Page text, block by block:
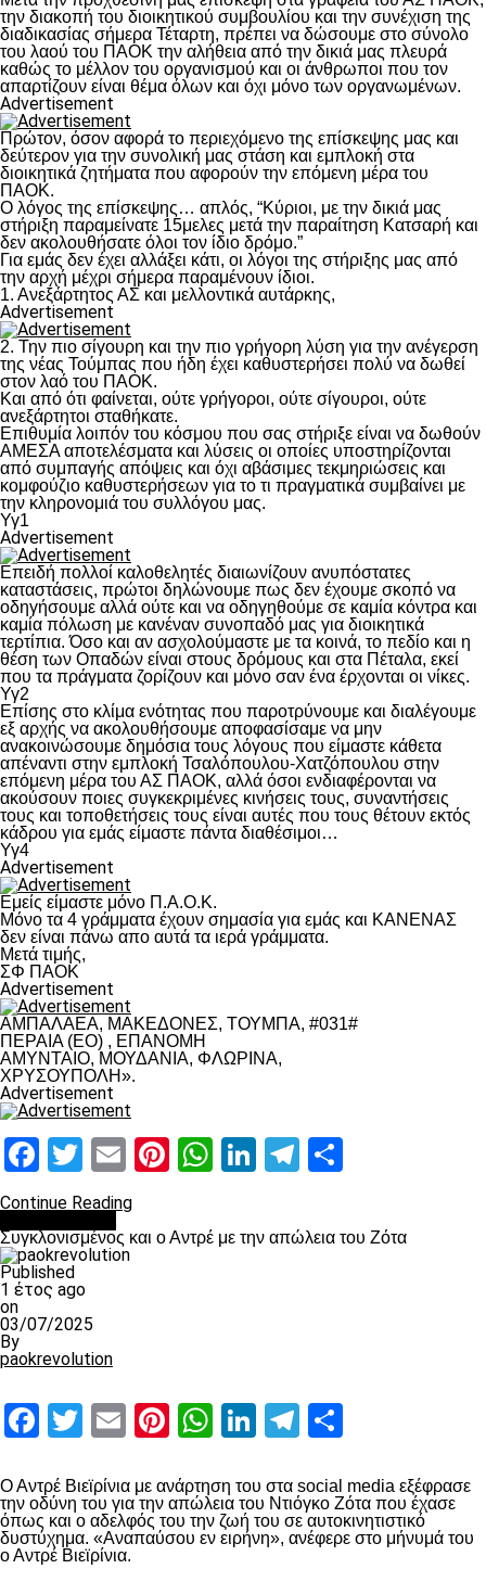
την διακοπή του διοικητικού συμβουλίου και την συνέχιση της
διαδικασίας σήμερα Τέταρτη, πρέπει να δώσουμε στο σύνολο
του λαού του ΠΑΟΚ την αλήθεια από την δικιά μας πλευρά
καθώς το μέλλον του οργανισμού και οι άνθρωποι που τον
απαρτίζουν είναι θέμα όλων και όχι μόνο των οργανωμένων.
Advertisement
Πρώτον, όσον αφορά το περιεχόμενο της επίσκεψης μας και
δεύτερον για την συνολική μας στάση και εμπλοκή στα
διοικητικά ζητήματα που αφορούν την επόμενη μέρα του
ΠΑΟΚ.
Ο λόγος της επίσκεψης… απλός, “Κύριοι, με την δικιά μας
στήριξη παραμείνατε 15μελες μετά την παραίτηση Κατσαρή και
δεν ακολουθήσατε όλοι τον ίδιο δρόμο.”
Για εμάς δεν έχει αλλάξει κάτι, οι λόγοι της στήριξης μας από
την αρχή μέχρι σήμερα παραμένουν ίδιοι.
1. Ανεξάρτητος ΑΣ και μελλοντικά αυτάρκης,
Advertisement
2. Την πιο σίγουρη και την πιο γρήγορη λύση για την ανέγερση
της νέας Τούμπας που ήδη έχει καθυστερήσει πολύ να δωθεί
στον λαό του ΠΑΟΚ.
Και από ότι φαίνεται, ούτε γρήγοροι, ούτε σίγουροι, ούτε
ανεξάρτητοι σταθήκατε.
Επιθυμία λοιπόν του κόσμου που σας στήριξε είναι να δωθούν
ΑΜΕΣΑ αποτελέσματα και λύσεις οι οποίες υποστηρίζονται
από συμπαγής απόψεις και όχι αβάσιμες τεκμηριώσεις και
κομφούζιο καθυστερήσεων για το τι πραγματικά συμβαίνει με
την κληρονομιά του συλλόγου μας.
Υγ1
Advertisement
Επειδή πολλοί καλοθελητές διαιωνίζουν ανυπόστατες
καταστάσεις, πρώτοι δηλώνουμε πως δεν έχουμε σκοπό να
οδηγήσουμε αλλά ούτε και να οδηγηθούμε σε καμία κόντρα και
καμία πόλωση με κανέναν συνοπαδό μας για διοικητικά
τερτίπια. Όσο και αν ασχολούμαστε με τα κοινά, το πεδίο και η
θέση των Οπαδών είναι στους δρόμους και στα Πέταλα, εκεί
που τα πράγματα ζορίζουν και μόνο σαν ένα έρχονται οι νίκες.
Υγ2
Επίσης στο κλίμα ενότητας που παροτρύνουμε και διαλέγουμε
εξ αρχής να ακολουθήσουμε αποφασίσαμε να μην
ανακοινώσουμε δημόσια τους λόγους που είμαστε κάθετα
απέναντι στην εμπλοκή Τσαλόπουλου-Χατζόπουλου στην
επόμενη μέρα του ΑΣ ΠΑΟΚ, αλλά όσοι ενδιαφέρονται να
ακούσουν ποιες συγκεκριμένες κινήσεις τους, συναντήσεις
τους και τοποθετήσεις τους είναι αυτές που τους θέτουν εκτός
κάδρου για εμάς είμαστε πάντα διαθέσιμοι…
Υγ4
Advertisement
Εμείς είμαστε μόνο Π.Α.Ο.Κ.
Μόνο τα 4 γράμματα έχουν σημασία για εμάς και ΚΑΝΕΝΑΣ
δεν είναι πάνω απο αυτά τα ιερά γράμματα.
Μετά τιμής,
ΣΦ ΠΑΟΚ
Advertisement
ΑΜΠΑΛΑΕΑ, ΜΑΚΕΔΟΝΕΣ, ΤΟΥΜΠΑ, #031#
ΠΕΡΑΙΑ (ΕΟ) , ΕΠΑΝΟΜΗ
ΑΜΥΝΤΑΙΟ, ΜΟΥΔΑΝΙΑ, ΦΛΩΡΙΝΑ,
ΧΡΥΣΟΥΠΟΛΗ».
Advertisement
Facebook
Twitter
EmailPinterest
WhatsApp
LinkedIn
Telegram
Continue Reading
Συγκλονισμένος και ο Αντρέ με την απώλεια του Ζότα
Published
1 έτος ago
on
03/07/2025
By
paokrevolution
Facebook
Twitter
EmailPinterest
WhatsApp
LinkedIn
Telegram
Ο Αντρέ Βιεϊρίνια με ανάρτηση του στα social media εξέφρασε
την οδύνη του για την απώλεια του Ντιόγκο Ζότα που έχασε
όπως και ο αδελφός του την ζωή του σε αυτοκινητιστικό
δυστύχημα. «Αναπαύσου εν ειρήνη», ανέφερε στο μήνυμά του
ο Αντρέ Βιεϊρίνια.